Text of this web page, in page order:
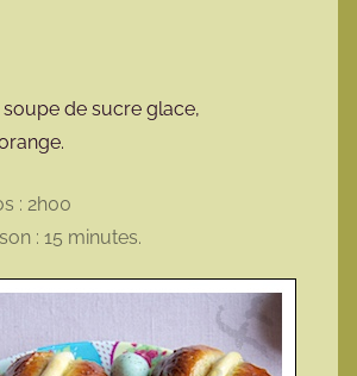
de sucre glace,
: 2h00
: 15 minutes.